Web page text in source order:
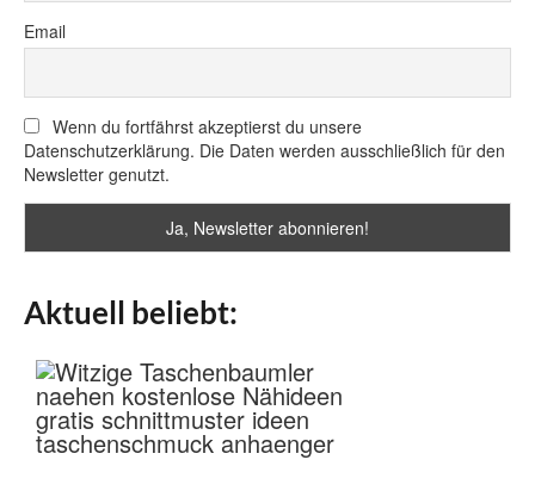
Email
Wenn du fortfährst akzeptierst du unsere
Datenschutzerklärung. Die Daten werden ausschließlich für den
Newsletter genutzt.
Aktuell beliebt: